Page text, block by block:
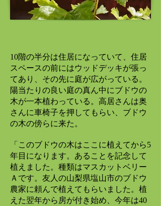
10階の半分は住居になっていて、住居
スペースの前にはウッドデッキが張っ
てあり、その先に庭が広がっている。
陽当たりの良い庭の真ん中にブドウの
木が一本植わっている。高居さんは奥
さんに車椅子を押してもらい、ブドウ
の木の傍らに来た。
「このブドウの木はここに植えてから5
年目になります。あることを記念して
植えました。種類はマスカットベリー
Ａです。友人の山梨県塩山市のブドウ
農家に頼んで植えてもらいました。植
えた翌年から房が付き始め、今年は40